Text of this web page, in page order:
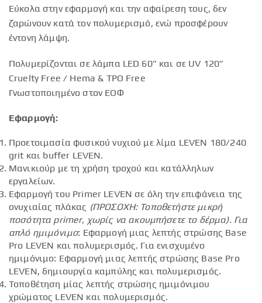
Εύκολα στην εφαρμογή και την αφαίρεση τους, δεν
ζαρώνουν κατά τον πολυμερισμό, ενώ προσφέρουν
έντονη λάμψη.
Πολυμερίζονται σε λάμπα LED 60” και σε UV 120”
Cruelty Free / Hema & TPO Free
Γνωστοποιημένο στον ΕΟΦ
Εφαρμογή:
Προετοιμασία φυσικού νυχιού με λίμα LEVEN 180/240
grit και buffer LEVEN.
Μανικιούρ με τη χρήση τροχού και κατάλληλων
εργαλείων.
Εφαρμογή του Primer LEVEN σε όλη την επιφάνεια της
ονυχιαίας πλάκας (ΠΡΟΣΟΧΗ: Τοποθετήστε μικρή
ποσότητα primer, χωρίς να ακουμπήσετε το δέρμα).Για
απλό ημιμόνιμο: Εφαρμογή μιας λεπτής στρώσης Base
Pro LEVEN και πολυμερισμός. Για ενισχυμένο
ημιμόνιμο: Εφαρμογή μιας λεπτής στρώσης Base Pro
LEVEN, δημιουργία καμπύλης και πολυμερισμός.
Τοποθέτηση μίας λεπτής στρώσης ημιμόνιμου
χρώματος LEVEN και πολυμερισμός.